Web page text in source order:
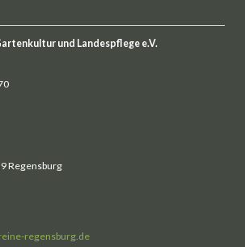
und Landespflege e.V.
Regensburg
regensburg.de